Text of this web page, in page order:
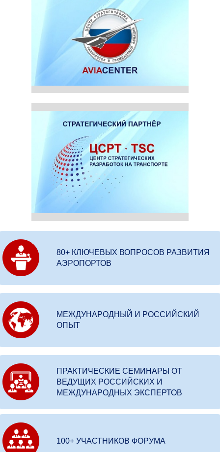
80+ КЛЮЧЕВЫХ ВОПРОСОВ РАЗВИТИЯ
АЭРОПОРТОВ
МЕЖДУНАРОДНЫЙ И РОССИЙСКИЙ
ОПЫТ
ПРАКТИЧЕСКИЕ СЕМИНАРЫ ОТ
ВЕДУЩИХ РОССИЙСКИХ И
МЕЖДУНАРОДНЫХ ЭКСПЕРТОВ
100+ УЧАСТНИКОВ ФОРУМА